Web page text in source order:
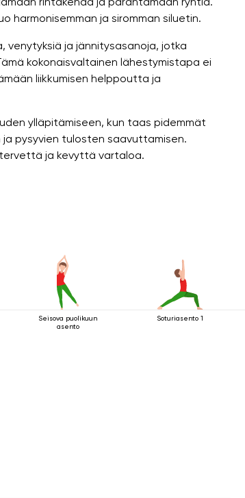
harmonisemman ja siromman siluetin.
venytyksiä ja jännitysasanoja, jotka
kokonaisvaltainen lähestymistapa ei
liikkumisen helppoutta ja
ylläpitämiseen, kun taas pidemmät
pysyvien tulosten saavuttamisen.
ja kevyttä vartaloa.
Seisova puolikuun
asento
Soturiasento 1